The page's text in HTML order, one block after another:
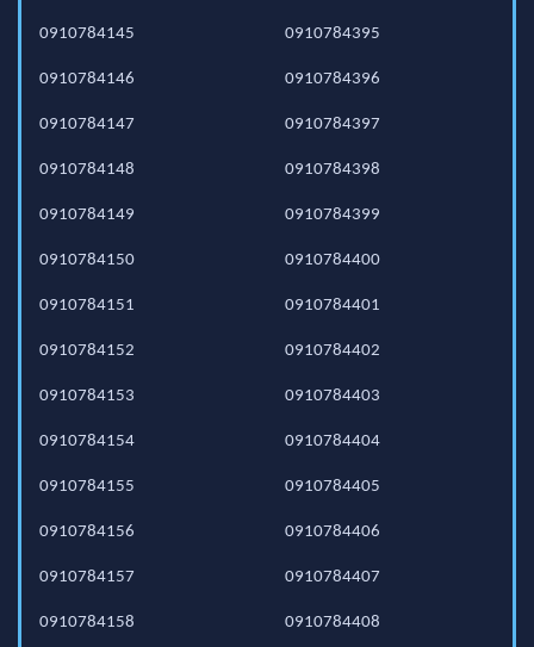
0910784145
0910784146
0910784147
0910784148
0910784149
0910784150
0910784151
0910784152
0910784153
0910784154
0910784155
0910784156
0910784157
0910784158
0910784395
0910784396
0910784397
0910784398
0910784399
0910784400
0910784401
0910784402
0910784403
0910784404
0910784405
0910784406
0910784407
0910784408